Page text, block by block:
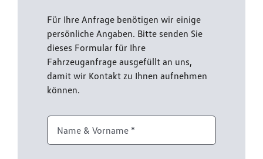
Für Ihre Anfrage benötigen wir einige
persönliche Angaben. Bitte senden Sie
dieses Formular für Ihre
Fahrzeuganfrage ausgefüllt an uns,
damit wir Kontakt zu Ihnen aufnehmen
können.